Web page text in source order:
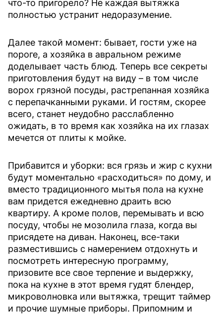
что-то пригорело? Не каждая вытяжка
полностью устранит недоразумение.
Далее такой момент: бывает, гости уже на
пороге, а хозяйка в авральном режиме
доделывает часть блюд. Теперь все секреты
приготовления будут на виду – в том числе
ворох грязной посуды, растрепанная хозяйка
с перепачканными руками. И гостям, скорее
всего, станет неудобно расслабленно
ожидать, в то время как хозяйка на их глазах
мечется от плиты к мойке.
Прибавится и уборки: вся грязь и жир с кухни
будут моментально «расходиться» по дому, и
вместо традиционного мытья пола на кухне
вам придется ежедневно драить всю
квартиру. А кроме полов, перемывать и всю
посуду, чтобы не мозолила глаза, когда вы
присядете на диван. Наконец, все-таки
разместившись с намерением отдохнуть и
посмотреть интересную программу,
призовите все свое терпение и выдержку,
пока на кухне в этот время гудят блендер,
микроволновка или вытяжка, трещит таймер
и прочие шумные приборы. Припомним и